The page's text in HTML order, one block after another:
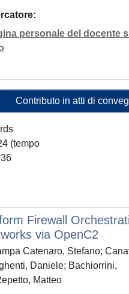
personale del docente
Contributo in atti di
(tempo
Firewall
via OpenC2
Catenaro, Stefano;
Daniele; Bachiorrini,
Matteo